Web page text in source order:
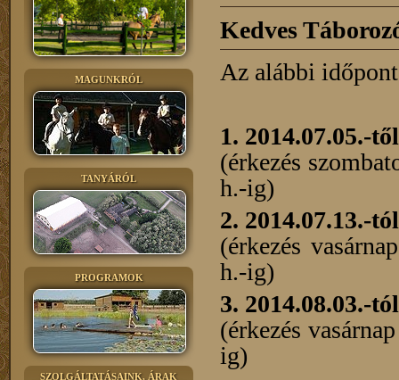
MAGUNKRÓL
TANYÁRÓL
PROGRAMOK
SZOLGÁLTATÁSAINK, ÁRAK
Kedves
Az alábbi
1. 2014.07.05.-
(érkezés
h.-ig)
2. 2014.07.13.-
(érkezés
h.-ig)
3. 2014.08.03.-
(érkezés
ig)